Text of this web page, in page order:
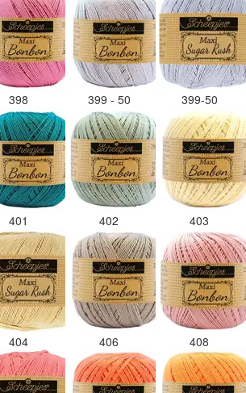
398 399 - 50 399-50
401 402 403
404 406 408